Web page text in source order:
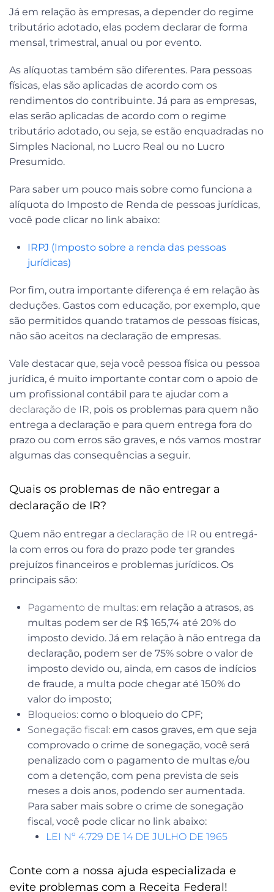
Já em relação às empresas, a depender do regime
tributário adotado, elas podem declarar de forma
mensal, trimestral, anual ou por evento.
As alíquotas também são diferentes. Para pessoas
físicas, elas são aplicadas de acordo com os
rendimentos do contribuinte. Já para as empresas,
elas serão aplicadas de acordo com o regime
tributário adotado, ou seja, se estão enquadradas no
Simples Nacional, no Lucro Real ou no Lucro
Presumido.
Para saber um pouco mais sobre como funciona a
alíquota do Imposto de Renda de pessoas jurídicas,
você pode clicar no link abaixo:
IRPJ (Imposto sobre a renda das pessoas
jurídicas)
Por fim, outra importante diferença é em relação às
deduções. Gastos com educação, por exemplo, que
são permitidos quando tratamos de pessoas físicas,
não são aceitos na declaração de empresas.
Vale destacar que, seja você pessoa física ou pessoa
jurídica, é muito importante contar com o apoio de
um profissional contábil para te ajudar com a
declaração de IR, pois os problemas para quem não
entrega a declaração e para quem entrega fora do
prazo ou com erros são graves, e nós vamos mostrar
algumas das consequências a seguir.
Quais os problemas de não entregar a
declaração de IR?
Quem não entregar a declaração de IR ou entregá-
la com erros ou fora do prazo pode ter grandes
prejuízos financeiros e problemas jurídicos. Os
principais são:
Pagamento de multas: em relação a atrasos, as
multas podem ser de R$ 165,74 até 20% do
imposto devido. Já em relação à não entrega da
declaração, podem ser de 75% sobre o valor de
imposto devido ou, ainda, em casos de indícios
de fraude, a multa pode chegar até 150% do
valor do imposto;
Bloqueios: como o bloqueio do CPF;
Sonegação fiscal: em casos graves, em que seja
comprovado o crime de sonegação, você será
penalizado com o pagamento de multas e/ou
com a detenção, com pena prevista de seis
meses a dois anos, podendo ser aumentada.
Para saber mais sobre o crime de sonegação
fiscal, você pode clicar no link abaixo:
LEI Nº 4.729 DE 14 DE JULHO DE 1965
Conte com a nossa ajuda especializada e
evite problemas com a Receita Federal!